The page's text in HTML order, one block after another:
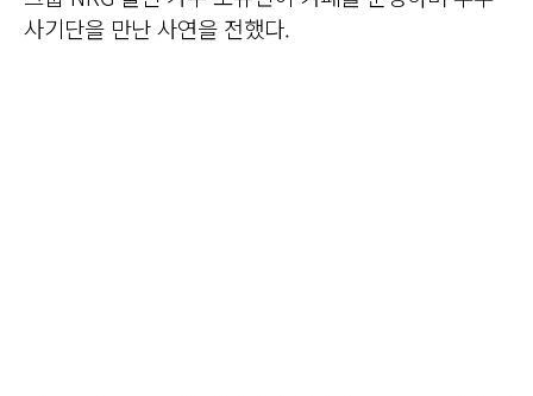
사기단을 만난 사연을 전했다.